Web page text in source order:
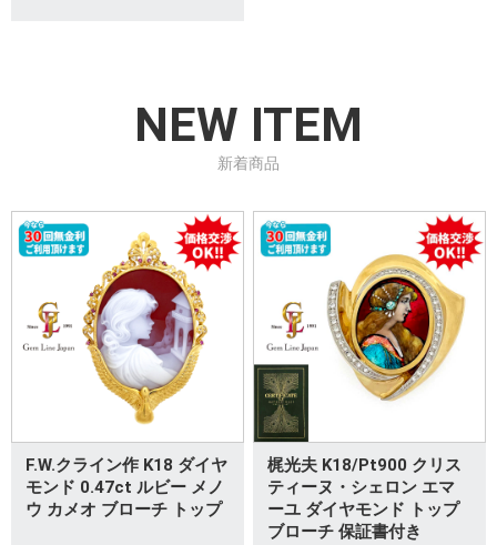
NEW ITEM
新着商品
F.W.クライン作 K18 ダイヤ
モンド 0.47ct ルビー メノ
ウ カメオ ブローチ トップ
梶光夫 K18/Pt900 クリス
ティーヌ・シェロン エマ
ーユ ダイヤモンド トップ
ブローチ 保証書付き